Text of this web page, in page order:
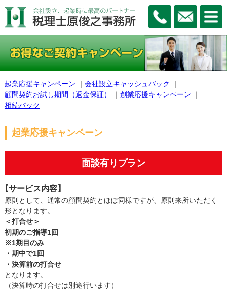
起業応援キャンペーン ｜ 会社設立キャッシュバック
｜
顧問契約お試し期間（返金保証）
｜ 創業応援キャンペーン ｜
相続パック
起業応援キャンペーン
面談有りプラン
【サービス内容】
原則として、通常の顧問契約とほぼ同様ですが、原則来所いただく
形となります。
＜打合せ＞
初期のご指導1回
※1期目のみ
・期中で1回
・決算前の打合せ
となります。
（決算時の打合せは別途行います）